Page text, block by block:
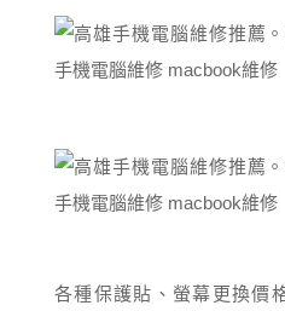
各種保護貼、螢幕更換價